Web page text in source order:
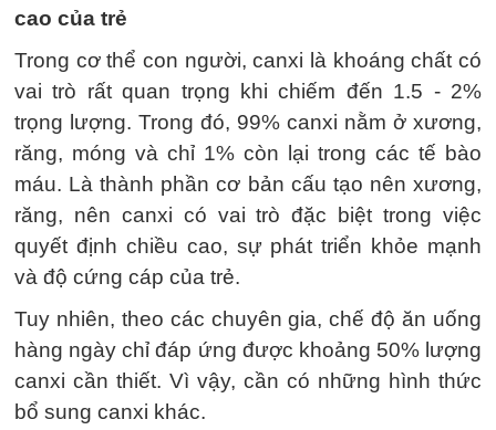
cao của trẻ
Trong cơ thể con người, canxi là khoáng chất có
vai trò rất quan trọng khi chiếm đến 1.5 - 2%
trọng lượng. Trong đó, 99% canxi nằm ở xương,
răng, móng và chỉ 1% còn lại trong các tế bào
máu. Là thành phần cơ bản cấu tạo nên xương,
răng, nên canxi có vai trò đặc biệt trong việc
quyết định chiều cao, sự phát triển khỏe mạnh
và độ cứng cáp của trẻ.
Tuy nhiên, theo các chuyên gia, chế độ ăn uống
hàng ngày chỉ đáp ứng được khoảng 50% lượng
canxi cần thiết. Vì vậy, cần có những hình thức
bổ sung canxi khác.